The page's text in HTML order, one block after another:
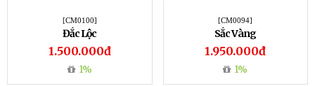
[CM0100]
Đắc Lộc
1.500.000đ
1%
[CM0094]
Sắc Vàng
1.950.000đ
1%